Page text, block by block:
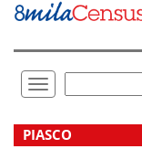
Vai
direttamente
Toggle
navigation
.
PIASCO